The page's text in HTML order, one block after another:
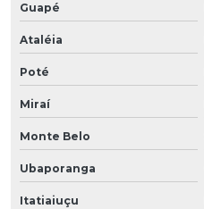
Guapé
Ataléia
Poté
Miraí
Monte Belo
Ubaporanga
Itatiaiuçu